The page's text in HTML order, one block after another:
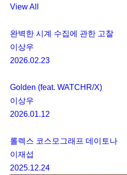
View All
완벽한 시계 수집에 관한 고찰
이상우
2026.02.23
Golden (feat. WATCHR/X)
이상우
2026.01.12
롤렉스 코스모그래프 데이토나
이재섭
2025.12.24